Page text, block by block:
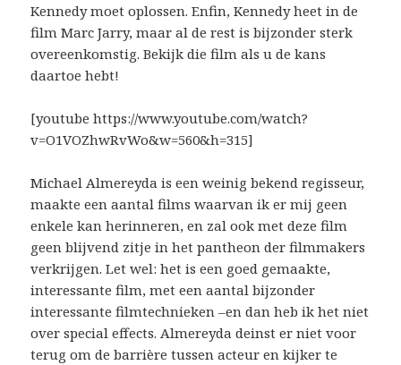
Kennedy moet oplossen. Enfin, Kennedy heet in de
film Marc Jarry, maar al de rest is bijzonder sterk
overeenkomstig. Bekijk die film als u de kans
daartoe hebt!
[youtube https://www.youtube.com/watch?
v=O1VOZhwRvWo&w=560&h=315]
Michael Almereyda is een weinig bekend regisseur,
maakte een aantal films waarvan ik er mij geen
enkele kan herinneren, en zal ook met deze film
geen blijvend zitje in het pantheon der filmmakers
verkrijgen. Let wel: het is een goed gemaakte,
interessante film, met een aantal bijzonder
interessante filmtechnieken –en dan heb ik het niet
over special effects. Almereyda deinst er niet voor
terug om de barrière tussen acteur en kijker te